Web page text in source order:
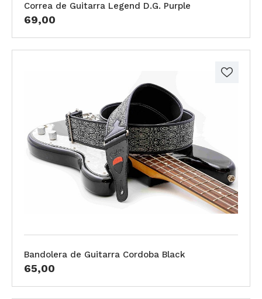
Correa de Guitarra Legend D.G. Purple
69,00
Bandolera de Guitarra Cordoba Black
65,00